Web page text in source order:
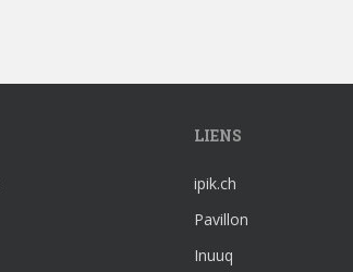
LIENS
ipik.ch
Pavillon
Inuuq